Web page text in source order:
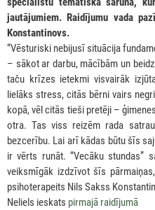
jautājumiem. Raidījumu vada
Konstantinovs.
“Vēsturiski nebijusī situācija
– sākot ar darbu, mācībām un
taču krīzes ietekmi visvairāk
lielāks stress, citās bērni vairs
kopā, vēl citās tieši pretēji –
otra. Tas viss reizēm rada
bezcerību. Lai arī kādas būtu šīs
ir vērts runāt. “Vecāku stundas”
veiksmīgāk izdzīvot šīs
psihoterapeits Nils Sakss
Neliels ieskats pirmajā raidījumā